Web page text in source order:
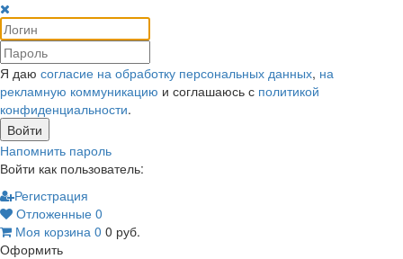
Я даю согласие на обработку персональных данных, на
рекламную коммуникацию и соглашаюсь с политикой
конфиденциальности.
Войти
Напомнить пароль
Войти как пользователь:
Регистрация
Отложенные 0
Моя корзина 0 0 руб.
Оформить